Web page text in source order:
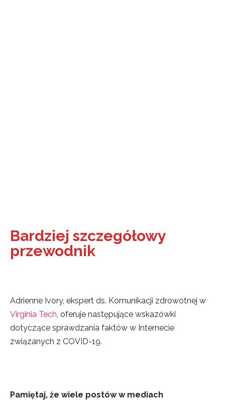
Bardziej szczegółowy
przewodnik
Adrienne Ivory, ekspert ds. Komunikacji zdrowotnej w
Virginia Tech, oferuje następujące wskazówki
dotyczące sprawdzania faktów w Internecie
związanych z COVID-19.
Pamiętaj, że wiele postów w mediach